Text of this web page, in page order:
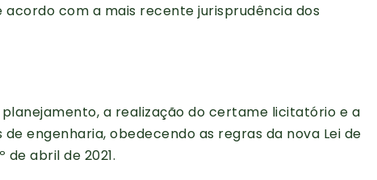
acordo com a mais recente jurisprudência dos
a realização do certame licitatório e a
engenharia, obedecendo as regras da nova Lei de
de abril de 2021.